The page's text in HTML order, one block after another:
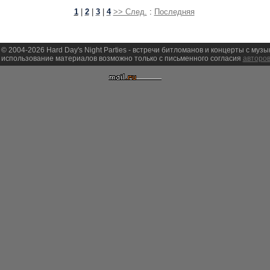
1| 2| 3| 4 >> След. : Последняя
2004-2026 Hard Day's Night Parties - встречи битломанов и концерты с
материалов возможно только с письменного согласия